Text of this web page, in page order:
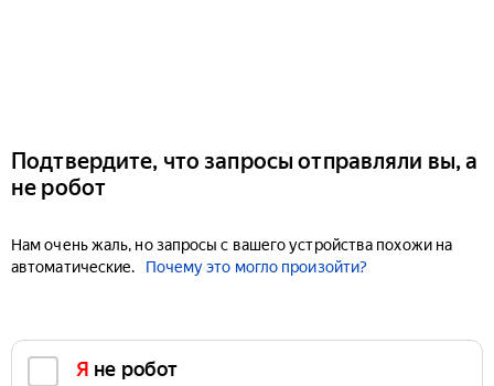
Подтвердите, что запросы отправляли вы, а
не робот
Нам очень жаль, но запросы с вашего устройства похожи на
автоматические.
Почему это могло произойти?
Я не робот